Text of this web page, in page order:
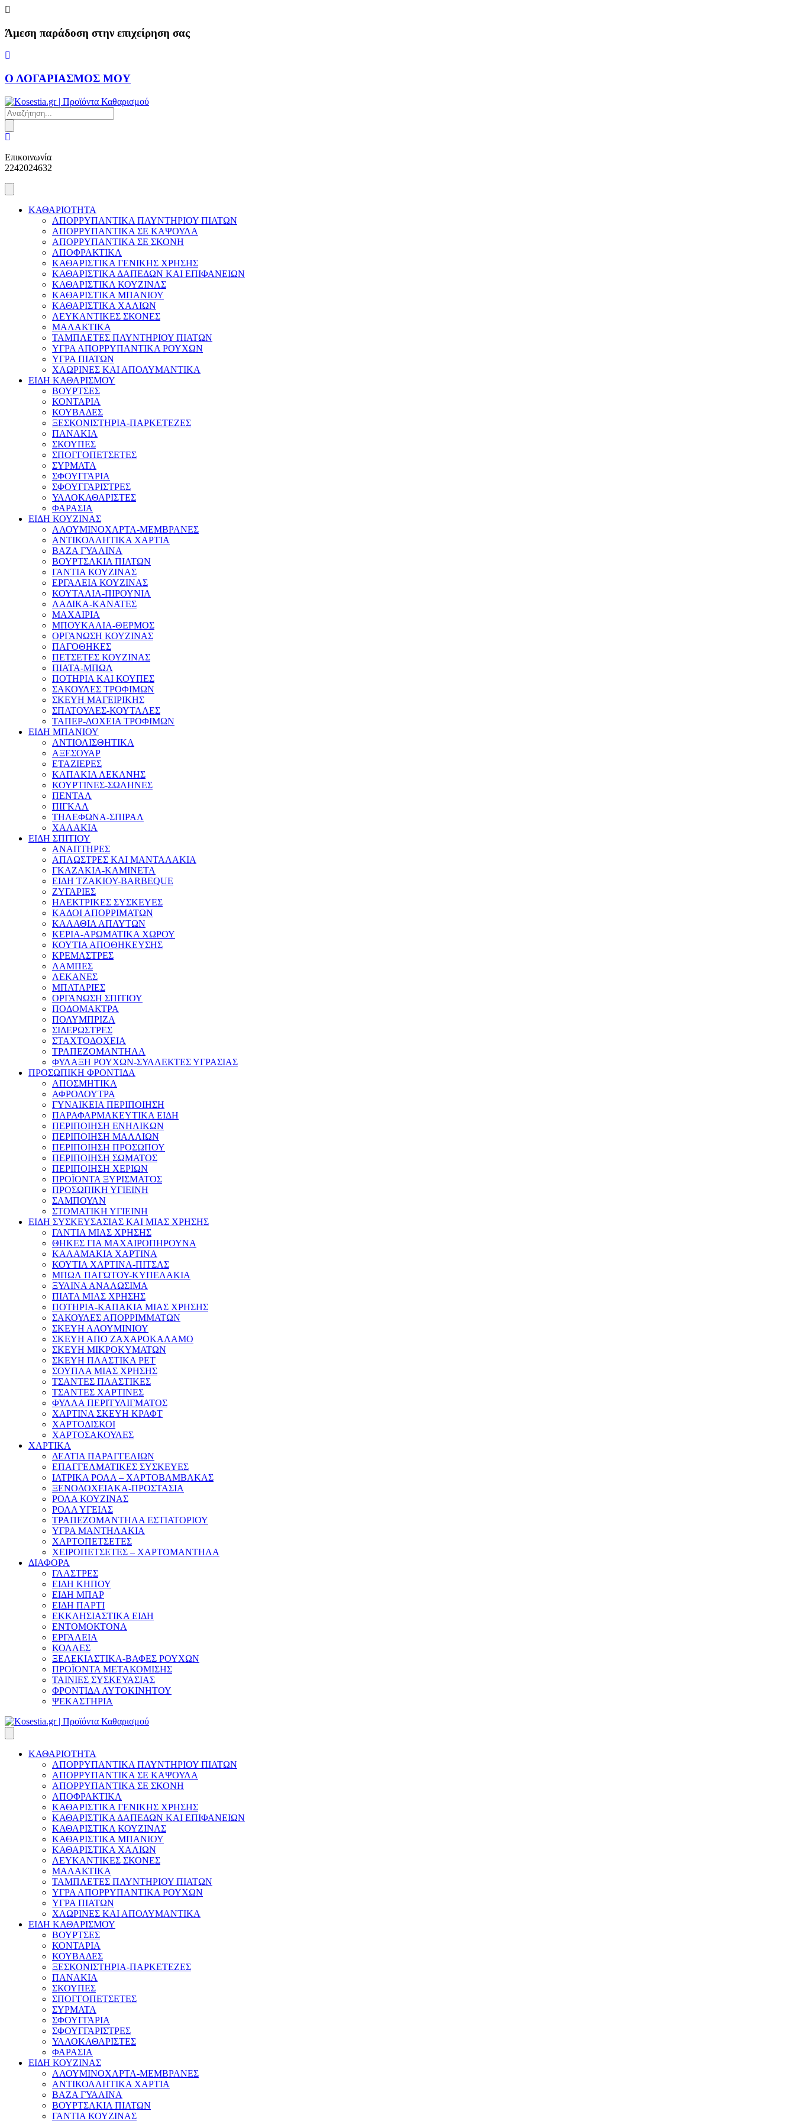
Skip
content
Άμεση παράδοση στην επιχείρηση σας
Ο ΛΟΓΑΡΙΑΣΜΟΣ ΜΟΥ
Products
search
Επικοινωνία
2242024632
ΚΑΘΑΡΙΟΤΗΤΑ
ΑΠΟΡΡΥΠΑΝΤΙΚΑ ΠΛΥΝΤΗΡΙΟΥ ΠΙΑΤΩΝ
ΑΠΟΡΡΥΠΑΝΤΙΚΑ ΣΕ ΚΑΨΟΥΛΑ
ΑΠΟΡΡΥΠΑΝΤΙΚΑ ΣΕ ΣΚΟΝΗ
ΑΠΟΦΡΑΚΤΙΚΑ
ΚΑΘΑΡΙΣΤΙΚΑ ΓΕΝΙΚΗΣ ΧΡΗΣΗΣ
ΚΑΘΑΡΙΣΤΙΚΑ ΔΑΠΕΔΩΝ ΚΑΙ ΕΠΙΦΑΝΕΙΩΝ
ΚΑΘΑΡΙΣΤΙΚΑ ΚΟΥΖΙΝΑΣ
ΚΑΘΑΡΙΣΤΙΚΑ ΜΠΑΝΙΟΥ
ΚΑΘΑΡΙΣΤΙΚΑ ΧΑΛΙΩΝ
ΛΕΥΚΑΝΤΙΚΕΣ ΣΚΟΝΕΣ
ΜΑΛΑΚΤΙΚΑ
ΤΑΜΠΛΕΤΕΣ ΠΛΥΝΤΗΡΙΟΥ ΠΙΑΤΩΝ
ΥΓΡΑ ΑΠΟΡΡΥΠΑΝΤΙΚΑ ΡΟΥΧΩΝ
ΥΓΡΑ ΠΙΑΤΩΝ
ΧΛΩΡΙΝΕΣ ΚΑΙ ΑΠΟΛΥΜΑΝΤΙΚΑ
ΕΙΔΗ ΚΑΘΑΡΙΣΜΟΥ
ΒΟΥΡΤΣΕΣ
ΚΟΝΤΑΡΙΑ
ΚΟΥΒΑΔΕΣ
ΞΕΣΚΟΝΙΣΤΗΡΙΑ-ΠΑΡΚΕΤΕΖΕΣ
ΠΑΝΑΚΙΑ
ΣΚΟΥΠΕΣ
ΣΠΟΓΓΟΠΕΤΣΕΤΕΣ
ΣΥΡΜΑΤΑ
ΣΦΟΥΓΓΑΡΙΑ
ΣΦΟΥΓΓΑΡΙΣΤΡΕΣ
ΥΑΛΟΚΑΘΑΡΙΣΤΕΣ
ΦΑΡΑΣΙΑ
ΕΙΔΗ ΚΟΥΖΙΝΑΣ
ΑΛΟΥΜΙΝΟΧΑΡΤΑ-ΜΕΜΒΡΑΝΕΣ
ΑΝΤΙΚΟΛΛΗΤΙΚΑ ΧΑΡΤΙΑ
ΒΑΖΑ ΓΥΑΛΙΝΑ
ΒΟΥΡΤΣΑΚΙΑ ΠΙΑΤΩΝ
ΓΑΝΤΙΑ ΚΟΥΖΙΝΑΣ
ΕΡΓΑΛΕΙΑ ΚΟΥΖΙΝΑΣ
ΚΟΥΤΑΛΙΑ-ΠΙΡΟΥΝΙΑ
ΛΑΔΙΚΑ-ΚΑΝΑΤΕΣ
ΜΑΧΑΙΡΙΑ
ΜΠΟΥΚΑΛΙΑ-ΘΕΡΜΟΣ
ΟΡΓΑΝΩΣΗ ΚΟΥΖΙΝΑΣ
ΠΑΓΟΘΗΚΕΣ
ΠΕΤΣΕΤΕΣ ΚΟΥΖΙΝΑΣ
ΠΙΑΤΑ-ΜΠΩΛ
ΠΟΤΗΡΙΑ ΚΑΙ ΚΟΥΠΕΣ
ΣΑΚΟΥΛΕΣ ΤΡΟΦΙΜΩΝ
ΣΚΕΥΗ ΜΑΓΕΙΡΙΚΗΣ
ΣΠΑΤΟΥΛΕΣ-ΚΟΥΤΑΛΕΣ
ΤΑΠΕΡ-ΔΟΧΕΙΑ ΤΡΟΦΙΜΩΝ
ΕΙΔΗ ΜΠΑΝΙΟΥ
ΑΝΤΙΟΛΙΣΘΗΤΙΚΑ
ΑΞΕΣΟΥΑΡ
ΕΤΑΖΙΕΡΕΣ
ΚΑΠΑΚΙΑ ΛΕΚΑΝΗΣ
ΚΟΥΡΤΙΝΕΣ-ΣΩΛΗΝΕΣ
ΠΕΝΤΑΛ
ΠΙΓΚΑΛ
ΤΗΛΕΦΩΝΑ-ΣΠΙΡΑΛ
ΧΑΛΑΚΙΑ
ΕΙΔΗ ΣΠΙΤΙΟΥ
ΑΝΑΠΤΗΡΕΣ
ΑΠΛΩΣΤΡΕΣ ΚΑΙ ΜΑΝΤΑΛΑΚΙΑ
ΓΚΑΖΑΚΙΑ-ΚΑΜΙΝΕΤΑ
ΕΙΔΗ ΤΖΑΚΙΟΥ-BARBEQUE
ΖΥΓΑΡΙΕΣ
ΗΛΕΚΤΡΙΚΕΣ ΣΥΣΚΕΥΕΣ
ΚΑΔΟΙ ΑΠΟΡΡΙΜΑΤΩΝ
ΚΑΛΑΘΙΑ ΑΠΛΥΤΩΝ
ΚΕΡΙΑ-ΑΡΩΜΑΤΙΚΑ ΧΩΡΟΥ
ΚΟΥΤΙΑ ΑΠΟΘΗΚΕΥΣΗΣ
ΚΡΕΜΑΣΤΡΕΣ
ΛΑΜΠΕΣ
ΛΕΚΑΝΕΣ
ΜΠΑΤΑΡΙΕΣ
ΟΡΓΑΝΩΣΗ ΣΠΙΤΙΟΥ
ΠΟΔΟΜΑΚΤΡΑ
ΠΟΛΥΜΠΡΙΖΑ
ΣΙΔΕΡΩΣΤΡΕΣ
ΣΤΑΧΤΟΔΟΧΕΙΑ
ΤΡΑΠΕΖΟΜΑΝΤΗΛΑ
ΦΥΛΑΞΗ ΡΟΥΧΩΝ-ΣΥΛΛΕΚΤΕΣ ΥΓΡΑΣΙΑΣ
ΠΡΟΣΩΠΙΚΗ ΦΡΟΝΤΙΔΑ
ΑΠΟΣΜΗΤΙΚΑ
ΑΦΡΟΛΟΥΤΡΑ
ΓΥΝΑΙΚΕΙΑ ΠΕΡΙΠΟΙΗΣΗ
ΠΑΡΑΦΑΡΜΑΚΕΥΤΙΚΑ ΕΙΔΗ
ΠΕΡΙΠΟΙΗΣΗ ΕΝΗΛΙΚΩΝ
ΠΕΡΙΠΟΙΗΣΗ ΜΑΛΛΙΩΝ
ΠΕΡΙΠΟΙΗΣΗ ΠΡΟΣΩΠΟΥ
ΠΕΡΙΠΟΙΗΣΗ ΣΩΜΑΤΟΣ
ΠΕΡΙΠΟΙΗΣΗ ΧΕΡΙΩΝ
ΠΡΟΪΟΝΤΑ ΞΥΡΙΣΜΑΤΟΣ
ΠΡΟΣΩΠΙΚΗ ΥΓΙΕΙΝΗ
ΣΑΜΠΟΥΑΝ
ΣΤΟΜΑΤΙΚΗ ΥΓΙΕΙΝΗ
ΕΙΔΗ ΣΥΣΚΕΥΣΑΣΙΑΣ ΚΑΙ ΜΙΑΣ ΧΡΗΣΗΣ
ΓΑΝΤΙΑ ΜΙΑΣ ΧΡΗΣΗΣ
ΘΗΚΕΣ ΓΙΑ ΜΑΧΑΙΡΟΠΗΡΟΥΝΑ
ΚΑΛΑΜΑΚΙΑ ΧΑΡΤΙΝΑ
ΚΟΥΤΙΑ ΧΑΡΤΙΝΑ-ΠΙΤΣΑΣ
ΜΠΩΛ ΠΑΓΩΤΟΥ-ΚΥΠΕΛΑΚΙΑ
ΞΥΛΙΝΑ ΑΝΑΛΩΣΙΜΑ
ΠΙΑΤΑ ΜΙΑΣ ΧΡΗΣΗΣ
ΠΟΤΗΡΙΑ-ΚΑΠΑΚΙΑ ΜΙΑΣ ΧΡΗΣΗΣ
ΣΑΚΟΥΛΕΣ ΑΠΟΡΡΙΜΜΑΤΩΝ
ΣΚΕΥΗ ΑΛΟΥΜΙΝΙΟΥ
ΣΚΕΥΗ ΑΠΟ ΖΑΧΑΡΟΚΑΛΑΜΟ
ΣΚΕΥΗ ΜΙΚΡΟΚΥΜΑΤΩΝ
ΣΚΕΥΗ ΠΛΑΣΤΙΚΑ PET
ΣΟΥΠΛΑ ΜΙΑΣ ΧΡΗΣΗΣ
ΤΣΑΝΤΕΣ ΠΛΑΣΤΙΚΕΣ
ΤΣΑΝΤΕΣ ΧΑΡΤΙΝΕΣ
ΦΥΛΛΑ ΠΕΡΙΤΥΛΙΓΜΑΤΟΣ
ΧΑΡΤΙΝΑ ΣΚΕΥΗ ΚΡΑΦΤ
ΧΑΡΤΟΔΙΣΚΟΙ
ΧΑΡΤΟΣΑΚΟΥΛΕΣ
ΧΑΡΤΙΚΑ
ΔΕΛΤΙΑ ΠΑΡΑΓΓΕΛΙΩΝ
ΕΠΑΓΓΕΛΜΑΤΙΚΕΣ ΣΥΣΚΕΥΕΣ
ΙΑΤΡΙΚΑ ΡΟΛΑ – ΧΑΡΤΟΒΑΜΒΑΚΑΣ
ΞΕΝΟΔΟΧΕΙΑΚΑ-ΠΡΟΣΤΑΣΙΑ
ΡΟΛΑ ΚΟΥΖΙΝΑΣ
ΡΟΛΑ ΥΓΕΙΑΣ
ΤΡΑΠΕΖΟΜΑΝΤΗΛΑ ΕΣΤΙΑΤΟΡΙΟΥ
ΥΓΡΑ ΜΑΝΤΗΛΑΚΙΑ
ΧΑΡΤΟΠΕΤΣΕΤΕΣ
ΧΕΙΡΟΠΕΤΣΕΤΕΣ – ΧΑΡΤΟΜΑΝΤΗΛΑ
ΔΙΑΦΟΡΑ
ΓΛΑΣΤΡΕΣ
ΕΙΔΗ ΚΗΠΟΥ
ΕΙΔΗ ΜΠΑΡ
ΕΙΔΗ ΠΑΡΤΙ
ΕΚΚΛΗΣΙΑΣΤΙΚΑ ΕΙΔΗ
ΕΝΤΟΜΟΚΤΟΝΑ
ΕΡΓΑΛΕΙΑ
ΚΟΛΛΕΣ
ΞΕΛΕΚΙΑΣΤΙΚΑ-ΒΑΦΕΣ ΡΟΥΧΩΝ
ΠΡΟΪΟΝΤΑ ΜΕΤΑΚΟΜΙΣΗΣ
ΤΑΙΝΙΕΣ ΣΥΣΚΕΥΑΣΙΑΣ
ΦΡΟΝΤΙΔΑ ΑΥΤΟΚΙΝΗΤΟΥ
ΨΕΚΑΣΤΗΡΙΑ
ΚΑΘΑΡΙΟΤΗΤΑ
ΑΠΟΡΡΥΠΑΝΤΙΚΑ ΠΛΥΝΤΗΡΙΟΥ ΠΙΑΤΩΝ
ΑΠΟΡΡΥΠΑΝΤΙΚΑ ΣΕ ΚΑΨΟΥΛΑ
ΑΠΟΡΡΥΠΑΝΤΙΚΑ ΣΕ ΣΚΟΝΗ
ΑΠΟΦΡΑΚΤΙΚΑ
ΚΑΘΑΡΙΣΤΙΚΑ ΓΕΝΙΚΗΣ ΧΡΗΣΗΣ
ΚΑΘΑΡΙΣΤΙΚΑ ΔΑΠΕΔΩΝ ΚΑΙ ΕΠΙΦΑΝΕΙΩΝ
ΚΑΘΑΡΙΣΤΙΚΑ ΚΟΥΖΙΝΑΣ
ΚΑΘΑΡΙΣΤΙΚΑ ΜΠΑΝΙΟΥ
ΚΑΘΑΡΙΣΤΙΚΑ ΧΑΛΙΩΝ
ΛΕΥΚΑΝΤΙΚΕΣ ΣΚΟΝΕΣ
ΜΑΛΑΚΤΙΚΑ
ΤΑΜΠΛΕΤΕΣ ΠΛΥΝΤΗΡΙΟΥ ΠΙΑΤΩΝ
ΥΓΡΑ ΑΠΟΡΡΥΠΑΝΤΙΚΑ ΡΟΥΧΩΝ
ΥΓΡΑ ΠΙΑΤΩΝ
ΧΛΩΡΙΝΕΣ ΚΑΙ ΑΠΟΛΥΜΑΝΤΙΚΑ
ΕΙΔΗ ΚΑΘΑΡΙΣΜΟΥ
ΒΟΥΡΤΣΕΣ
ΚΟΝΤΑΡΙΑ
ΚΟΥΒΑΔΕΣ
ΞΕΣΚΟΝΙΣΤΗΡΙΑ-ΠΑΡΚΕΤΕΖΕΣ
ΠΑΝΑΚΙΑ
ΣΚΟΥΠΕΣ
ΣΠΟΓΓΟΠΕΤΣΕΤΕΣ
ΣΥΡΜΑΤΑ
ΣΦΟΥΓΓΑΡΙΑ
ΣΦΟΥΓΓΑΡΙΣΤΡΕΣ
ΥΑΛΟΚΑΘΑΡΙΣΤΕΣ
ΦΑΡΑΣΙΑ
ΕΙΔΗ ΚΟΥΖΙΝΑΣ
ΑΛΟΥΜΙΝΟΧΑΡΤΑ-ΜΕΜΒΡΑΝΕΣ
ΑΝΤΙΚΟΛΛΗΤΙΚΑ ΧΑΡΤΙΑ
ΒΑΖΑ ΓΥΑΛΙΝΑ
ΒΟΥΡΤΣΑΚΙΑ ΠΙΑΤΩΝ
ΓΑΝΤΙΑ ΚΟΥΖΙΝΑΣ